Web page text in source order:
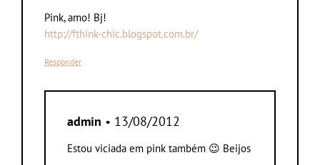
Pink, amo! Bj!
http://fthink-chic.blogspot.com.br/
Responder
admin • 13/08/2012
Estou viciada em pink também 😉 Beijos